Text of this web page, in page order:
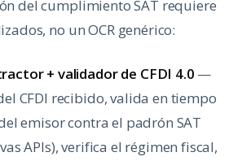
del cumplimiento SAT requiere
no un OCR genérico:
+ validador de CFDI 4.0 —
CFDI recibido, valida en tiempo
emisor contra el padrón SAT
APIs), verifica el régimen fiscal,